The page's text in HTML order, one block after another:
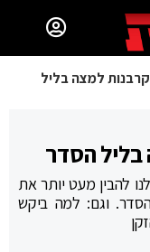
למצה בליל
הסדר
להבין מעט יותר את
הסדר. וגם: למה ביקש